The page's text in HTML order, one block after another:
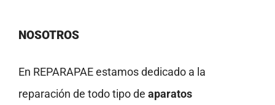
NOSOTROS
En REPARAPAE estamos dedicado a la
reparación de todo tipo de aparatos